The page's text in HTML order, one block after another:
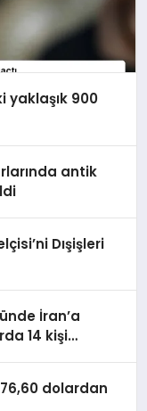
yaklaşık 900
antik
Dışişleri
İran’a
14 kişi
dolardan